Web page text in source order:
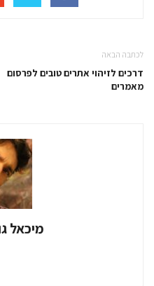
לכתבה הבאה
דרכים לזיהוי אתרים טובים לפרסום
מאמרים
מיכאל